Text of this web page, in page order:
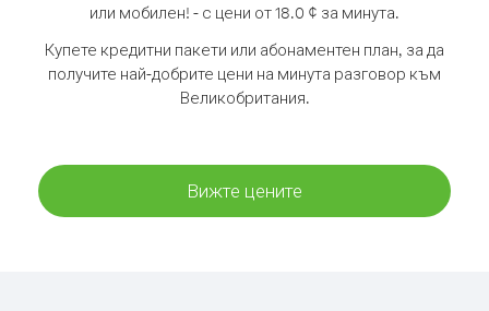
или мобилен! - с цени от 18.0 ¢ за минута.
Купете кредитни пакети или абонаментен план, за да
получите най-добрите цени на минута разговор към
Великобритания.
Вижте цените